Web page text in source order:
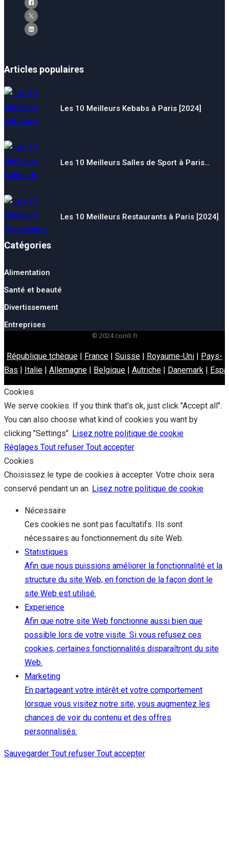
Articles populaires
Les 10 Meilleurs Kebabs à Paris [2024]
Les 10 Meilleurs Salles de Sport à Paris…
Les 10 Meilleurs Restaurants à Paris [2024]
Catégories
Alimentation
Santé et beauté
Divertissement
Entreprises
© 2024 comli.fr
République tchèque | France | Suisse | Royaume-Uni | Pays-
Bas | Italie | Allemagne | Belgique | Autriche | Danemark |
Cookies
We serve cookies. If you think that's ok, just click "Accept all".
You can also choose what kind of cookies you want by
clicking "Settings". Lisez notre politique de cookie
Réglages Tout refuser Tout accepter
Cookies
Choisissez le type de cookies à accepter. Votre choix sera
conservé pendant un an. Lisez notre politique de cookie
Nécessaire
Ces cookies ne sont pas facultatifs. Ils sont
nécessaires au fonctionnement du site Web.
Statistiques
Afin que nous puissions améliorer la fonctionnalité et la
structure du site Web, en fonction de la façon dont le
site Web est utilisé.
Experience
Afin que notre site Web fonctionne aussi bien que
possible lors de votre visite. Si vous refusez ces
cookies, certaines fonctionnalités disparaîtront du site
Web.
Marketing
En partageant votre intérêt et votre comportement
lorsque vous visitez notre site, vous augmentez les
chances de voir du contenu et des offres
personnalisés.
Sauvegarder Tout refuser Tout accepter